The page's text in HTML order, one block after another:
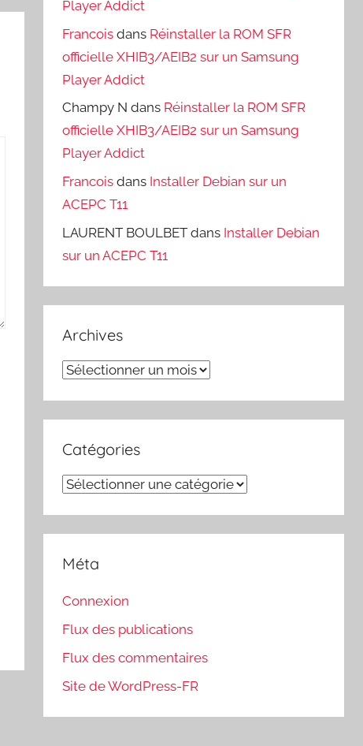
Player Addict
Francois dans Réinstaller la ROM SFR
officielle XHIB3/AEIB2 sur un Samsung
Player Addict
Champy N dans Réinstaller la ROM SFR
officielle XHIB3/AEIB2 sur un Samsung
Player Addict
Francois dans Installer Debian sur un
ACEPC T11
LAURENT BOULBET dans Installer Debian
sur un ACEPC T11
Archives
Archives
Catégories
Catégories
Méta
Connexion
Flux des publications
Flux des commentaires
Site de WordPress-FR